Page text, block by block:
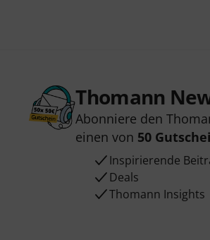
Thomann
Abonniere den
einen von 50
Inspirierende
Deals
Thomann Insights